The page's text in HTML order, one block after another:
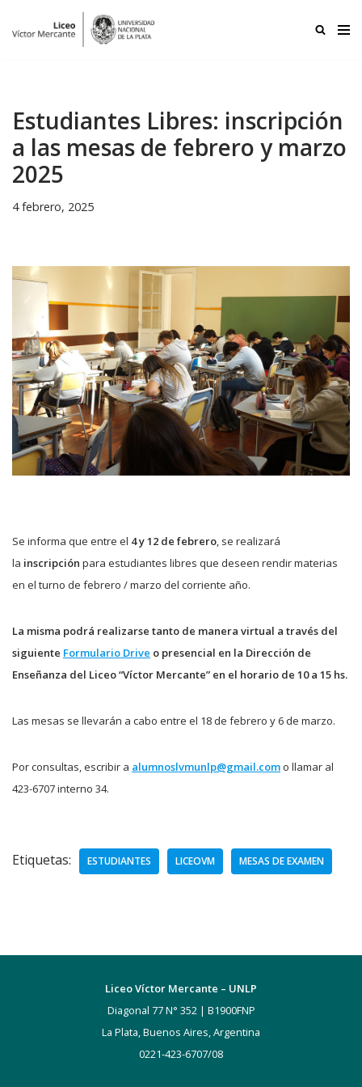
Estudiantes Libres: inscripción
a las mesas de febrero y marzo
2025
4 febrero, 2025
Se informa que entre el 4 y 12 de febrero, se realizará
la inscripción para estudiantes libres que deseen rendir materias
en el turno de febrero / marzo del corriente año.
La misma podrá realizarse tanto de manera virtual a través del
siguiente Formulario Drive o presencial en la Dirección de
Enseñanza del Liceo “Víctor Mercante” en el horario de 10 a 15 hs.
Las mesas se llevarán a cabo entre el 18 de febrero y 6 de marzo.
Por consultas, escribir a alumnoslvmunlp@gmail.como llamar al
423-6707 interno 34.
Etiquetas: ESTUDIANTES LICEOVM MESAS DE EXAMEN
Liceo Víctor Mercante – UNLP
Diagonal 77 N° 352 | B1900FNP
La Plata, Buenos Aires, Argentina
0221-423-6707/08